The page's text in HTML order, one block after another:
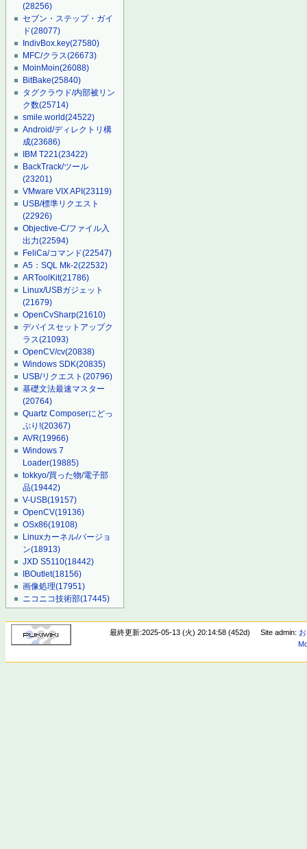
(28256)
セブン・ステップ・ガイ
ド(28077)
IndivBox.key(27580)
MFC/クラス(26673)
MoinMoin(26088)
BitBake(25840)
タグクラウド/内部被リン
ク数(25714)
smile.world(24522)
Android/ディレクトリ構
成(23686)
IBM T221(23422)
BackTrack/ツール
(23201)
VMware VIX API(23119)
USB/標準リクエスト
(22926)
Objective-C/ファイル入
出力(22594)
FeliCa/コマンド(22547)
A5：SQL Mk-2(22532)
ARToolKit(21786)
Linux/USBガジェット
(21679)
OpenCvSharp(21610)
デバイスセットアップク
ラス(21093)
OpenCV/cv(20838)
Windows SDK(20835)
USB/リクエスト(20796)
基礎文法最速マスター
(20764)
Quartz Composerにどっ
ぷり!(20367)
AVR(19966)
Windows 7
Loader(19885)
tokkyo/買った物/電子部
品(19442)
V-USB(19157)
OpenCV(19136)
OSx86(19108)
Linuxカーネル/バージョ
ン(18913)
JXD S5110(18442)
IBOutlet(18156)
画像処理(17951)
ニコニコ技術部(17445)
最終更新:2025-05-13 (火) 20:14:58 (452d) Site admin: